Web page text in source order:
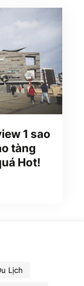
1 sao
tàng
Hot!
Lịch